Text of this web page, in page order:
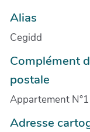
Alias
Cegidd
Complément
postale
Appartement N°1
Adresse